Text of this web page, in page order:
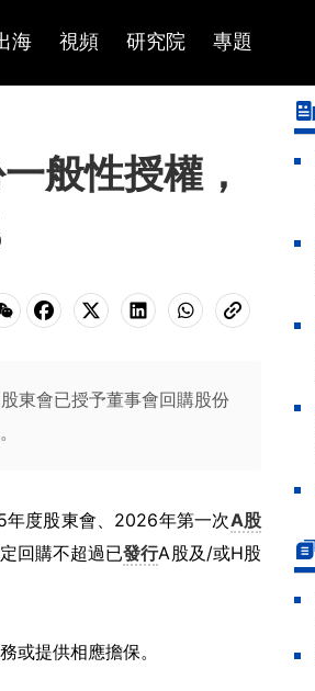
海 視頻 研究院 專題
般性授權，
東會已授予董事會回購股份
度股東會、2026年第一次A股
回購不超過已發行A股及/或H股
或提供相應擔保。